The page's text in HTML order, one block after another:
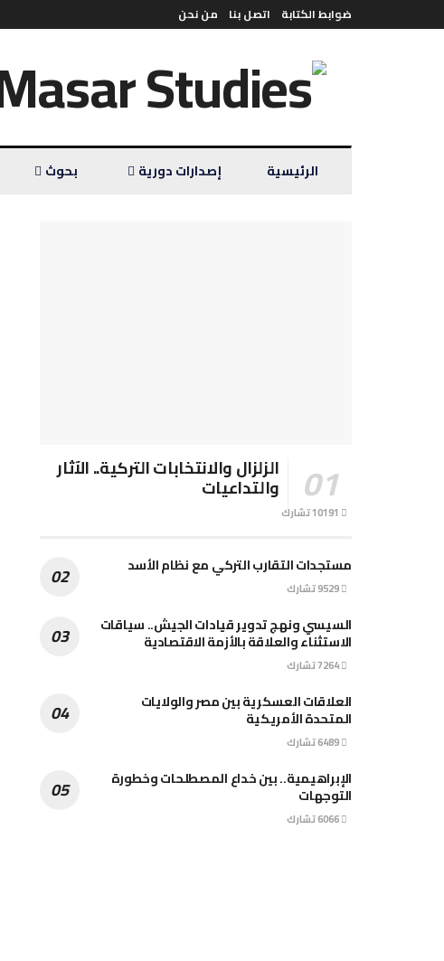
من نحن اتصل بنا ضوابط الكتابة
الرئيسية إصدارات دورية بحوث
الزلزال والانتخابات التركية.. الآثار
والتداعيات
مستجدات التقارب التركي مع نظام الأسد
السيسي ونهج تدوير قيادات الجيش.. سياقات
الاستثناء والعلاقة بالأزمة الاقتصادية
العلاقات العسكرية بين مصر والولايات
المتحدة الأمريكية
الإبراهيمية.. بين خداع المصطلحات وخطورة
التوجهات